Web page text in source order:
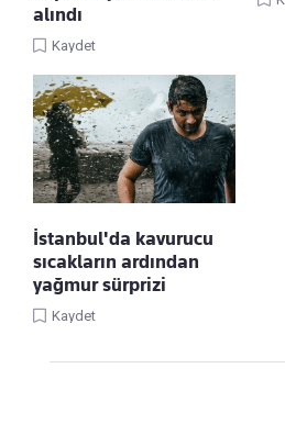
alındı
Kaydet
İstanbul'da kavurucu
sıcakların ardından
yağmur sürprizi
Kaydet